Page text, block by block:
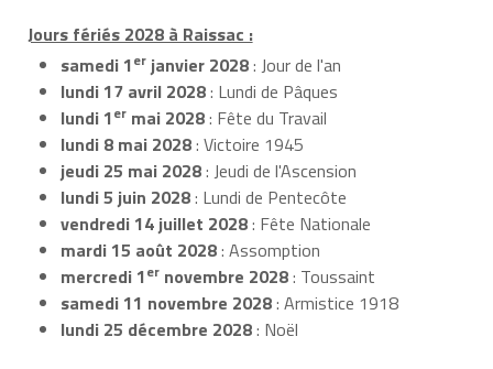
Jours fériés 2028 à Raissac :
samedi 1er janvier 2028: Jour de l'an
lundi 17 avril 2028: Lundi de Pâques
lundi 1er mai 2028: Fête du Travail
lundi 8 mai 2028: Victoire 1945
jeudi 25 mai 2028: Jeudi de l'Ascension
lundi 5 juin 2028: Lundi de Pentecôte
vendredi 14 juillet 2028: Fête Nationale
mardi 15 août 2028: Assomption
mercredi 1er novembre 2028: Toussaint
samedi 11 novembre 2028: Armistice 1918
lundi 25 décembre 2028: Noël